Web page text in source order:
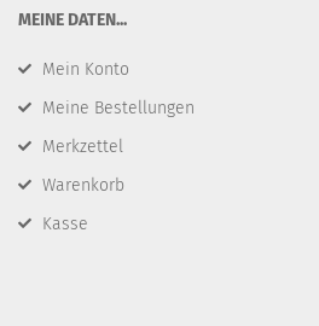
​MEINE DATEN...
Mein Konto
Meine Bestellungen
Merkzettel
Warenkorb
Kasse